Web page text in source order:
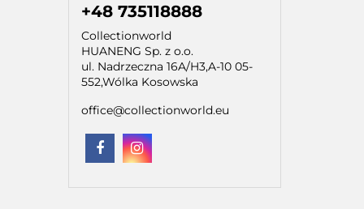
+48 735118888
Collectionworld
HUANENG Sp. z o.o.
ul. Nadrzeczna 16A/H3,A-10 05-
552,Wólka Kosowska
office@collectionworld.eu